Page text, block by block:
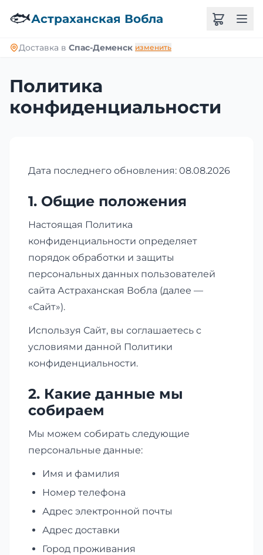
🐟Астраханская Вобла
Доставка в Спас-Деменск изменить
Политика
конфиденциальности
Дата последнего обновления: 08.08.2026
1. Общие положения
Настоящая Политика
конфиденциальности определяет
порядок обработки и защиты
персональных данных пользователей
сайта Астраханская Вобла (далее —
«Сайт»).
Используя Сайт, вы соглашаетесь с
условиями данной Политики
конфиденциальности.
2. Какие данные мы
собираем
Мы можем собирать следующие
персональные данные:
Имя и фамилия
Номер телефона
Адрес электронной почты
Адрес доставки
Город проживания